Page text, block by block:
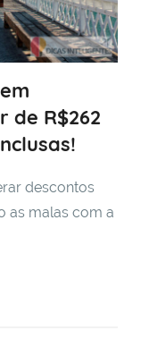
de R$262
descontos
as malas com a